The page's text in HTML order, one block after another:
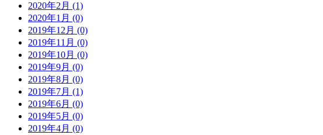
2020年2月 (1)
2020年1月 (0)
2019年12月 (0)
2019年11月 (0)
2019年10月 (0)
2019年9月 (0)
2019年8月 (0)
2019年7月 (1)
2019年6月 (0)
2019年5月 (0)
2019年4月 (0)